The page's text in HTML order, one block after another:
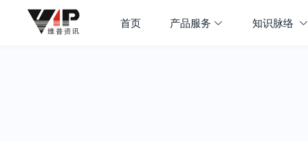
首页 产品服务 知识脉络